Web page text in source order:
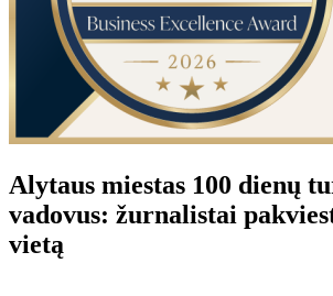
Alytaus miestas 100 dienų
vadovus: žurnalistai
vietą